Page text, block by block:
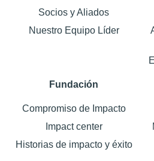
Socios y Aliados
Nuestro Equipo Líder
Fundación
Compromiso de Impacto
Impact center
Historias de impacto y éxito